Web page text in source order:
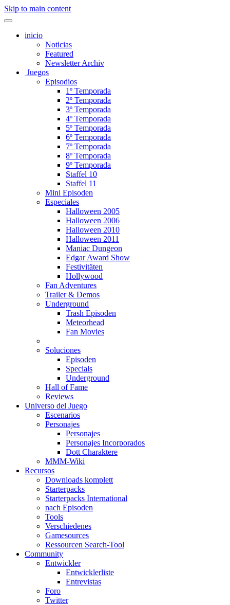
Skip to main content
inicio
Noticias
Featured
Newsletter Archiv
Juegos
Episodios
1º Temporada
2º Temporada
3º Temporada
4º Temporada
5º Temporada
6º Temporada
7º Temporada
8º Temporada
9º Temporada
Staffel 10
Staffel 11
Mini Episoden
Especiales
Halloween 2005
Halloween 2006
Halloween 2010
Halloween 2011
Maniac Dungeon
Edgar Award Show
Festivitäten
Hollywood
Fan Adventures
Trailer & Demos
Underground
Trash Episoden
Meteorhead
Fan Movies
Soluciones
Episoden
Specials
Underground
Hall of Fame
Reviews
Universo del Juego
Escenarios
Personajes
Personajes
Personajes Incorporados
Dott Charaktere
MMM-Wiki
Recursos
Downloads komplett
Starterpacks
Starterpacks International
nach Episoden
Tools
Verschiedenes
Gamesources
Ressourcen Search-Tool
Community
Entwickler
Entwicklerliste
Entrevistas
Foro
Twitter